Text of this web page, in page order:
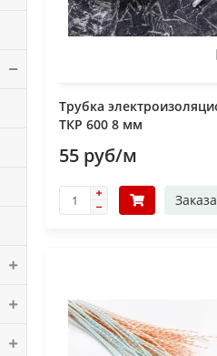
Трубка
ТКР 600 8 мм
55 руб/м